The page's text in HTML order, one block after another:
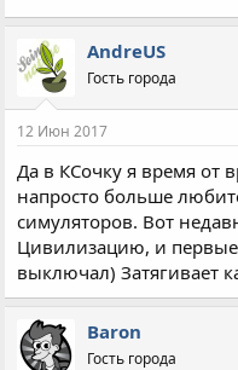
AndreUS
Гость города
12 Июн 2017
Да в КСочку я время от
напросто больше
симуляторов. Вот
Цивилизацию, и
выключал) Затягивает
Baron
Гость города